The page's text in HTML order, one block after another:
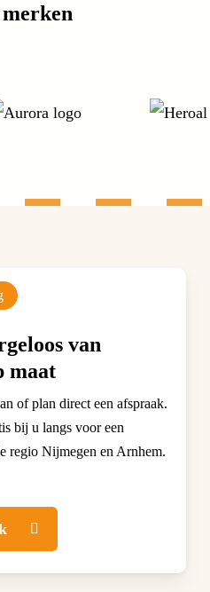
van
maat
of plan direct een afspraak.
bij u langs voor een
regio Nijmegen en Arnhem.